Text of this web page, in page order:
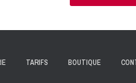
TARIFS BOUTIQUE